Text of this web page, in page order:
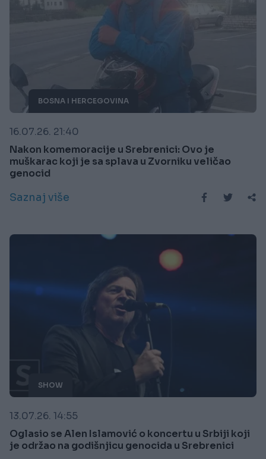
BOSNA I HERCEGOVINA
16.07.26. 21:40
Nakon komemoracije u Srebrenici: Ovo je
muškarac koji je sa splava u Zvorniku veličao
genocid
Saznaj više
SHOW
13.07.26. 14:55
Oglasio se Alen Islamović o koncertu u Srbiji koji
je održao na godišnjicu genocida u Srebrenici